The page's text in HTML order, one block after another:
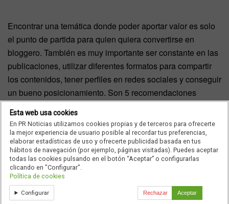
Encontrar una temática donde poder aportar valor es solo
el punto de partida para quien quiera convertirse en
bloggero. También es muy importante ser constante en las
publicaciones, utilizar diferentes formatos para compartir
los contenidos, tener perfiles en redes sociales y conseguir
un bueno posicionamiento. Son 5 recomendaciones
básicas, pero fundamentales para conseguir ser un
referente como los blogs finalistas de la edición de 2014
de los premios Bitácoras, unos galardones a los que se
presentaron 26.406 candidaturas.
En la categoría de salud, resultó ganadorPsicomode
Esta web usa cookies
En PR Noticias utilizamos cookies propias y de terceros para ofrecerte
la mejor experiencia de usuario posible al recordar tus preferencias,
elaborar estadísticas de uso y ofrecerte publicidad basada en tus
hábitos de navegación (por ejemplo, páginas visitadas). Puedes aceptar
todas las cookies pulsando en el botón “Aceptar” o configurarlas
clicando en "Configurar".
Política de cookies
Configurar Rechazar Aceptar